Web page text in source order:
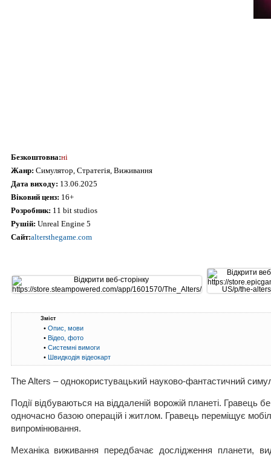
Безкоштовна:ні
Жанр: Симулятор, Стратегія, Виживання
Дата виходу: 13.06.2025
Віковий ценз: 16+
Розробник: 11 bit studios
Рушій: Unreal Engine 5
Сайт:altersthegame.com
Зміст
• Опис, мови
• Відео, фото
• Системні вимоги
•
Швидкодія відеокарт
The Alters – однокористувацький науково-фантастичний
Події відбуваються на віддаленій ворожій планеті.
одночасно базою операцій і житлом. Гравець переміщує
випромінювання.
Механіка виживання передбачає дослідження планети,